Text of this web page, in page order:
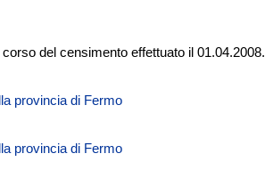
del censimento effettuato il 01.04.2008.
provincia di Fermo
provincia di Fermo